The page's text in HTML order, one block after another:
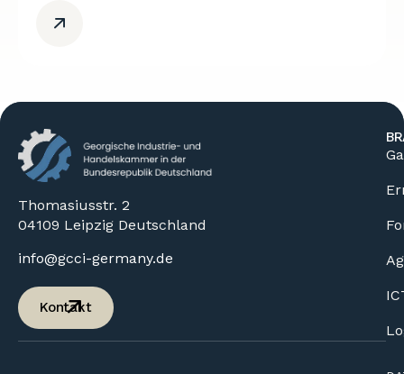
Thomasiusstr. 2
04109 Leipzig Deutschland
info@gcci-germany.de
Kontakt